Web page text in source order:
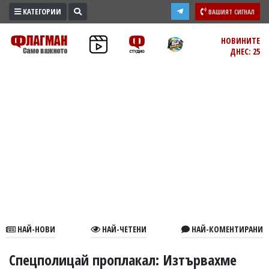
ПРОМО
ЗОНА
В
КАТЕГОРИИ ВАШИЯТ СИГНАЛ
НОВИНИТЕ
ДНЕС: 25
НАЙ-НОВИ НАЙ-ЧЕТЕНИ НАЙ-КОМЕНТИРАНИ
Спецполицай проплакал: Изтървахме